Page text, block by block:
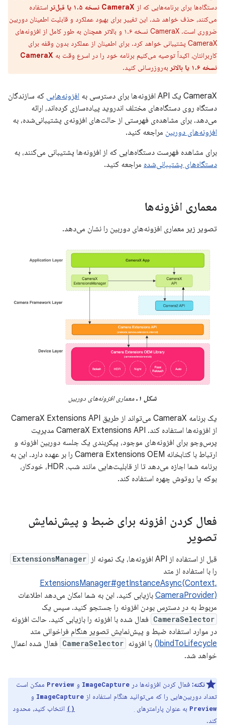
دستگاه‌ها برای برنامه‌هایی که از CameraX نسخه ۱.۵ یا قبل‌تر
استفاده
می‌کنند، حذف خواهد شد. این تغییر برای بهبود عملکرد و قابلیت اطمینان دوربین
ضروری است. CameraX نسخه ۱.۶ و بالاتر همچنان به طور کامل از افزونه‌های
CameraX پشتیبانی خواهد کرد. برای اطمینان از عملکرد بدون وقفه برای
کاربرانتان، اکیداً توصیه می‌کنیم برنامه خود را در اسرع وقت به CameraX
نسخه ۱.۶ یا بالاتر
به‌روزرسانی کنید.
CameraX یک API افزونه‌ها برای دسترسی به افزونه‌هایی که سازندگان
دستگاه روی دستگاه‌های مختلف اندروید پیاده‌سازی کرده‌اند، ارائه
می‌دهد. برای مشاهده‌ی فهرستی از حالت‌های افزونه‌ی پشتیبانی‌شده، به
افزونه‌های دوربین مراجعه کنید.
برای مشاهده فهرست دستگاه‌هایی که از افزونه‌ها پشتیبانی می‌کنند، به
دستگاه‌های پشتیبانی‌شده مراجعه کنید.
معماری افزونه‌ها
تصویر زیر معماری افزونه‌های دوربین را نشان می‌دهد.
شکل ۱. معماری افزونه‌های دوربین
یک برنامه CameraX می‌تواند از طریق CameraX Extensions API
از افزونه‌ها استفاده کند. CameraX Extensions API مدیریت
پرس‌وجو برای افزونه‌های موجود، پیکربندی یک جلسه دوربین افزونه و
ارتباط با کتابخانه Camera Extensions OEM را بر عهده دارد. این به
برنامه شما اجازه می‌دهد تا از قابلیت‌هایی مانند شب، HDR، خودکار،
بوکه یا روتوش چهره استفاده کند.
فعال کردن افزونه برای ضبط و پیش‌نمایش
تصویر
قبل از استفاده از API افزونه‌ها، یک نمونه از ExtensionsManager
را با استفاده از متد
ExtensionsManager#getInstanceAsync(Context,
CameraProvider) بازیابی کنید. این به شما امکان می‌دهد اطلاعات
مربوط به در دسترس بودن افزونه را جستجو کنید. سپس یک
CameraSelector فعال شده با افزونه را بازیابی کنید. حالت افزونه
در موارد استفاده ضبط و پیش‌نمایش تصویر هنگام فراخوانی متد
bindToLifecycle()
با افزونه CameraSelector فعال شده اعمال
خواهد شد.
نکته: فعال کردن افزونه‌ها در ImageCapture و Preview ممکن است
تعداد دوربین‌هایی را که می‌توانید هنگام استفاده از ImageCapture و
Preview به عنوان پارامترهای
انتخاب کنید، محدود
کند.